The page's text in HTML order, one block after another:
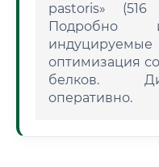
pastoris»
Подробно
оптимизация
белков.
оперативно.